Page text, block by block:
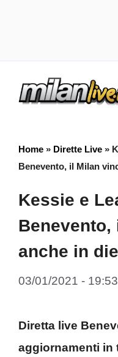
Home » Dirette Live »
Benevento, il Milan
Kessie e
anche in
03/01/2021 - 19:53
Diretta live
aggiornamenti in